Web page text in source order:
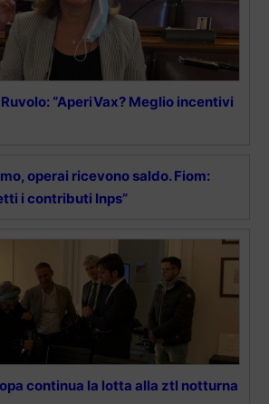
“AperiVax? Meglio incentivi
operai ricevono saldo. Fiom:
i contributi Inps”
continua la lotta alla ztl notturna